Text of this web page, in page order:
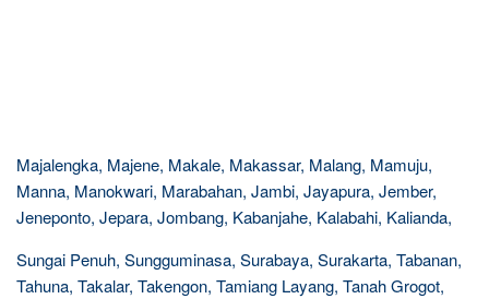
Majalengka, Majene, Makale, Makassar, Malang, Mamuju,
Manna, Manokwari, Marabahan, Jambi, Jayapura, Jember,
Jeneponto, Jepara, Jombang, Kabanjahe, Kalabahi, Kalianda,
Sungai Penuh, Sungguminasa, Surabaya, Surakarta, Tabanan,
Tahuna, Takalar, Takengon, Tamiang Layang, Tanah Grogot,